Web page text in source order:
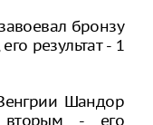
бронзу
результат - 1
Шандор
вторым - его